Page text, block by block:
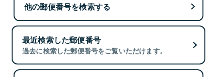
他の郵便番号を検索する
最近検索した郵便番号
過去に検索した郵便番号をご覧いただけます。